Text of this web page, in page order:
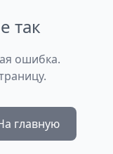
так
ошибка.
главную